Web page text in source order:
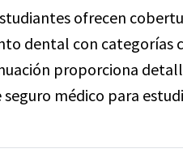
ofrecen
dental con categorías
proporciona
médico para